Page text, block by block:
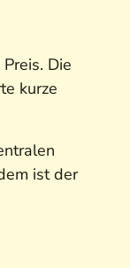
Die
kurze
ist der